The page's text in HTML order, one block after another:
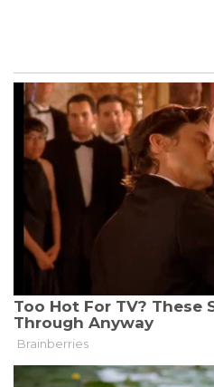
ANGELAUFEN